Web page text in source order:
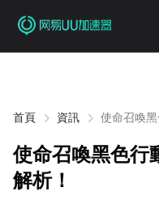
首頁 資訊 使命召喚
使命召喚黑色行
解析！